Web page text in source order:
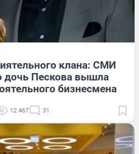
клана: СМИ
дочь Пескова вышла
бизнесмена
12 467 31